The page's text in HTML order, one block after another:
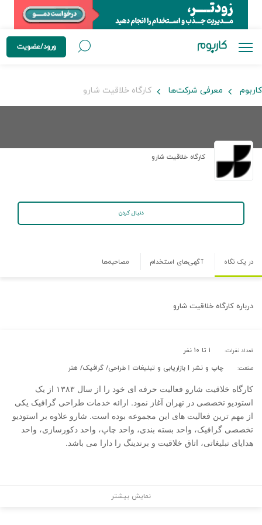
ورود/عضویت
کاربوم معرفی شرکت‌ها کارگاه خلاقیت شارو
کارگاه خلاقیت شارو
دنبال کردن
در یک نگاه آگهی‌های استخدام مصاحبه‌ها
درباره کارگاه خلاقیت شارو
تعداد نفرات: ۱ تا ۱۰ نفر
صنعت: چاپ و نشر | بازاریابی و تبلیغات | طراحی/ گرافیک/ هنر
کارگاه خلاقیت شارو فعالیت حرفه ای خود را از سال ۱۳۸۳ از یک
استودیو تخصصی در تهران آغاز نمود. ارائه خدمات طراحی گرافیک یکی
از مهم ترین فعالیت های این مجموعه بوده است. شارو علاوه بر استودیو
تخصصی گرافیک، واحد بسته بندی، واحد چاپ، واحد دکورسازی، واحد
هدایای تبلیغاتی، اتاق خلاقیت و برندینگ را دارا می باشد.
نمایش بیشتر